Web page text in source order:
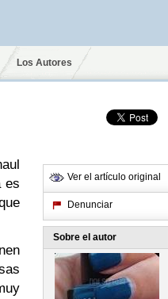
Los Autores
es
Ver el artículo original
Denunciar
Sobre el autor